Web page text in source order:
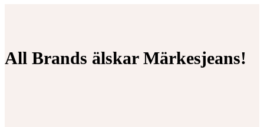
All Brands älskar Märkesjeans!